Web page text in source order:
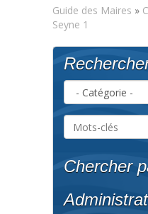
Guide des Maires »
Seyne 1
Chercher